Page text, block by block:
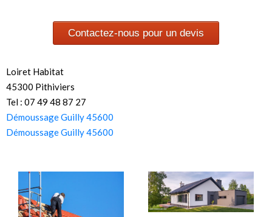
Contactez-nous pour un devis
Loiret Habitat
45300 Pithiviers
Tel : 07 49 48 87 27
Démoussage Guilly 45600
Démoussage Guilly 45600